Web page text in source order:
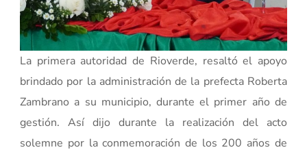
La primera autoridad de Rioverde, resaltó el apoyo
brindado por la administración de la prefecta Roberta
Zambrano a su municipio, durante el primer año de
gestión. Así dijo durante la realización del acto
solemne por la conmemoración de los 200 años de